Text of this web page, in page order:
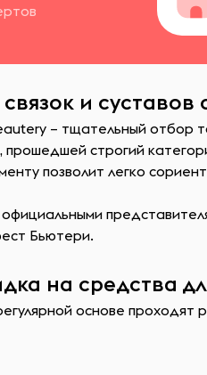
связок и
– тщательный отбор
прошедшей строгий
позволит легко
Бьютери.
на средства
основе проходят